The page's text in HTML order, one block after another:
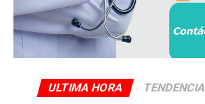
ULTIMA HORA TENDENCIA